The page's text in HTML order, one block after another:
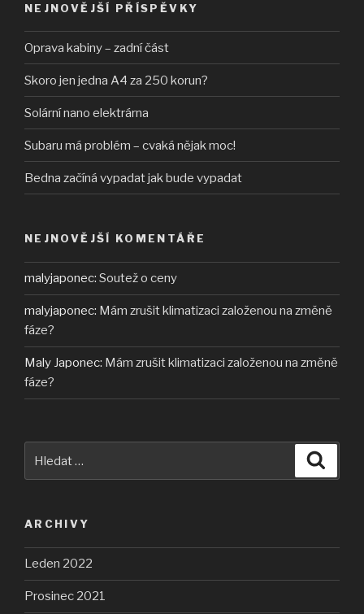
NEJNOVĚJŠÍ PŘÍSPĚVKY
Oprava kabiny – zadní část
Skoro jen jedna A4 za 250 korun?
Solární nano elektrárna
Subaru má problém – cvaká nějak moc!
Bedna začíná vypadat jak bude vypadat
NEJNOVĚJŠÍ KOMENTÁŘE
malyjaponec: Soutež o ceny
malyjaponec: Mám zrušit klimatizaci založenou na změně
fáze?
Maly Japonec: Mám zrušit klimatizaci založenou na změně
fáze?
ARCHIVY
Leden 2022
Prosinec 2021